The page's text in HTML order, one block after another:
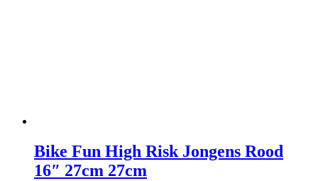
Bike Fun High Risk Jongens Rood
16″ 27cm 27cm